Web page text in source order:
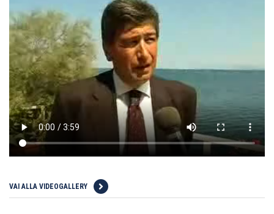
VAI ALLA VIDEOGALLERY